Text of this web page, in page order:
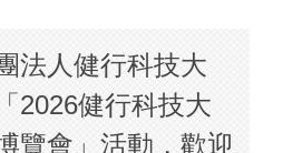
法人健行科技大
2026健行科技大
覽會」活動，歡迎